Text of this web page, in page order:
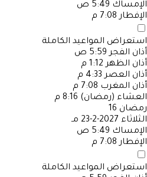
الإمساك 5:49 ص
الإفطار 7:08 م
استعراض المواعيد الكاملة
أذان الفجر 5:59 ص
أذان الظهر 1:12 م
أذان العصر 4:33 م
أذان المغرب 7:08 م
العشاء (رمضان) 8:16 م
رمضان 16
الثلاثاء 2027-2-23 مـ
الإمساك 5:49 ص
الإفطار 7:08 م
استعراض المواعيد الكاملة